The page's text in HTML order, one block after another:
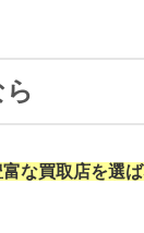
な買取店を選